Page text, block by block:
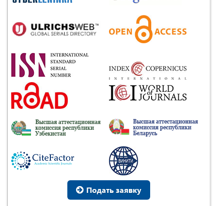
Подать заявку